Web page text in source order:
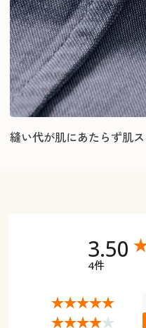
縫い代が肌にあたらず肌ス
3.50
4件